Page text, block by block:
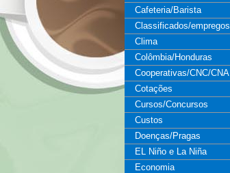
Cafeteria/Barista
Classificados/empregos
Clima
Colômbia/Honduras
Cooperativas/CNC/CNA
Cotações
Cursos/Concursos
Custos
Doenças/Pragas
EL Niño e La Niña
Economia